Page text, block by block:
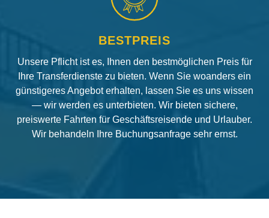
BESTPREIS
Unsere Pflicht ist es, Ihnen den bestmöglichen Preis für
Ihre Transferdienste zu bieten. Wenn Sie woanders ein
günstigeres Angebot erhalten, lassen Sie es uns wissen
— wir werden es unterbieten. Wir bieten sichere,
preiswerte Fahrten für Geschäftsreisende und Urlauber.
Wir behandeln Ihre Buchungsanfrage sehr ernst.